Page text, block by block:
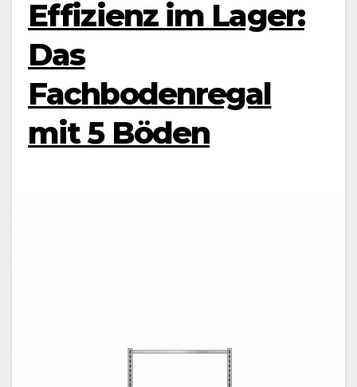
Effizienz im Lager:
Das
Fachbodenregal
mit 5 Böden